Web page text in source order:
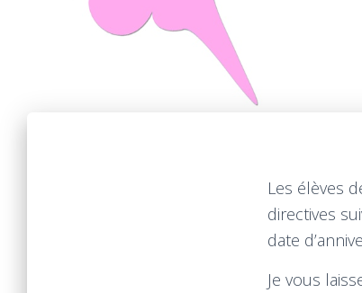
Les élèves
directives
date
Je vous